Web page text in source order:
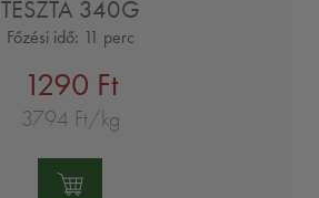
TÉSZTA 340G
Főzési idő: 11 perc
1290 Ft
3794 Ft/kg
Mennyiség: